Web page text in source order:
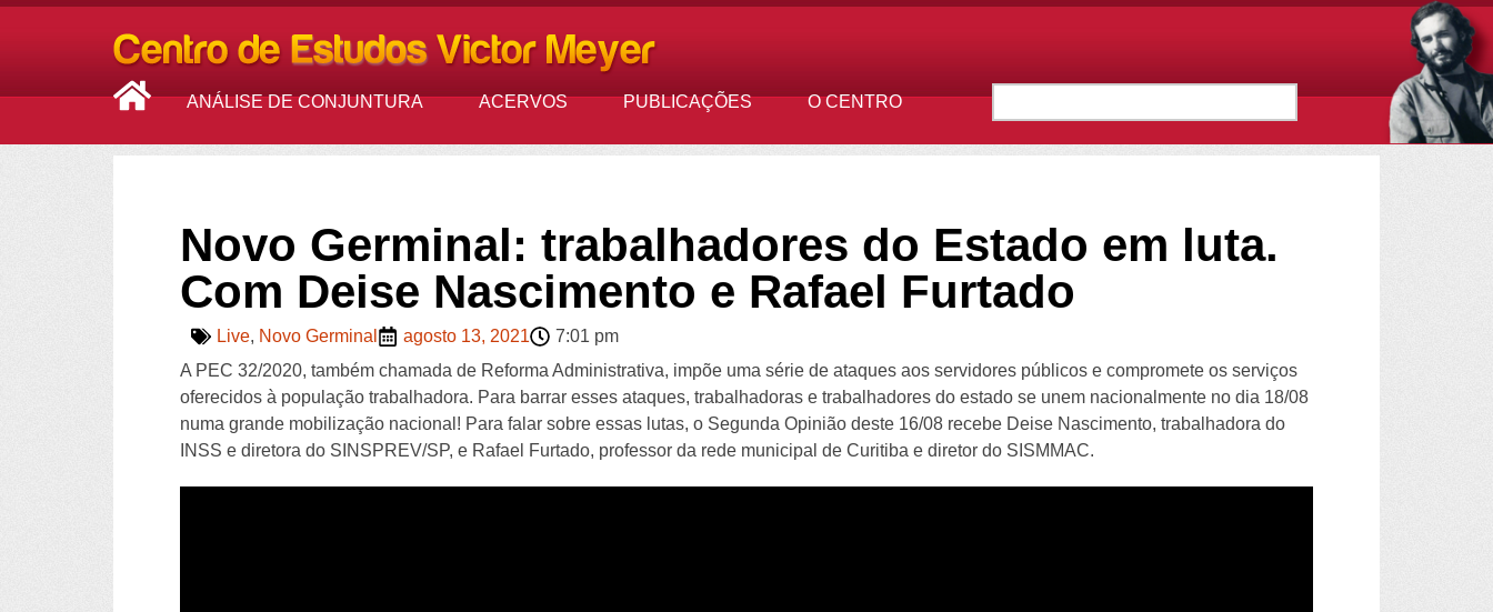
ANÁLISE DE CONJUNTURA ACERVOS PUBLICAÇÕES O CENTRO
Novo Germinal: trabalhadores do Estado em luta.
Com Deise Nascimento e Rafael Furtado
Live, Novo Germinal agosto 13, 2021
7:01 pm
A PEC 32/2020, também chamada de Reforma Administrativa, impõe uma série de ataques aos servidores públicos e compromete os serviços
oferecidos à população trabalhadora. Para barrar esses ataques, trabalhadoras e trabalhadores do estado se unem nacionalmente no dia 18/08
numa grande mobilização nacional! Para falar sobre essas lutas, o Segunda Opinião deste 16/08 recebe Deise Nascimento, trabalhadora do
INSS e diretora do SINSPREV/SP, e Rafael Furtado, professor da rede municipal de Curitiba e diretor do SISMMAC.